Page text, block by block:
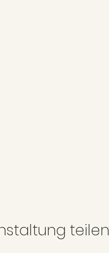
teilen